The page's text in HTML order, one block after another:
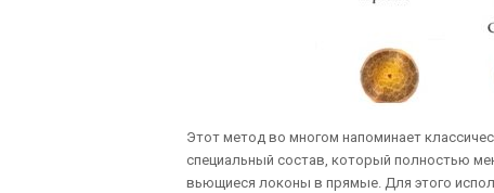
Этот метод во многом напоминает
специальный состав, который полностью
вьющиеся локоны в прямые. Для этого